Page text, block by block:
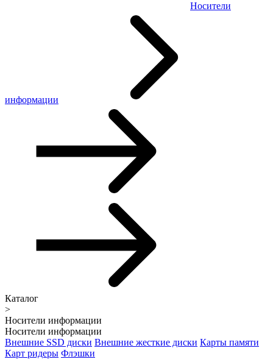
Носители
информации
Каталог
>
Носители информации
Носители информации
Внешние SSD диски Внешние жесткие диски Карты памяти
Карт ридеры Флэшки